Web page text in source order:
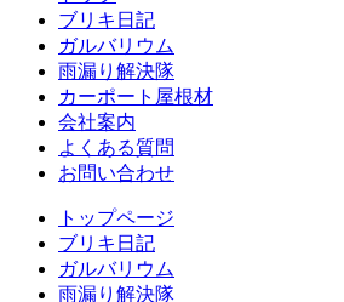
ブリキ日記
ガルバリウム
雨漏り解決隊
カーポート屋根材
会社案内
よくある質問
お問い合わせ
トップページ
ブリキ日記
ガルバリウム
雨漏り解決隊